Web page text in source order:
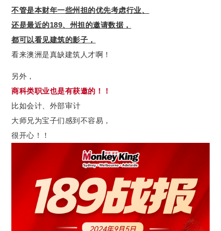
不管是本财年一些州担的优先考虑行业、
还是最近的189、州担的邀请数据，
都可以看见建筑的影子，
看来澳洲是真缺建筑人才啊！
另外，
商科类职业也是有获邀的！！
比如会计、外部审计
大师兄为宝子们感到不容易，
很开心！！